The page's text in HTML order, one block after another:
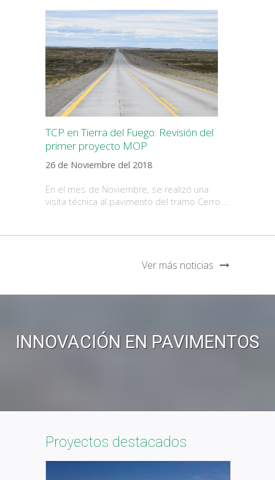
TCP en Tierra del Fuego: Revisión del
primer proyecto MOP
26 de Noviembre del 2018
En el mes de Noviembre, se realizó una
visita técnica al pavimento del tramo Cerro ...
Ver más noticias
INNOVACIÓN EN PAVIMENTOS
Proyectos destacados